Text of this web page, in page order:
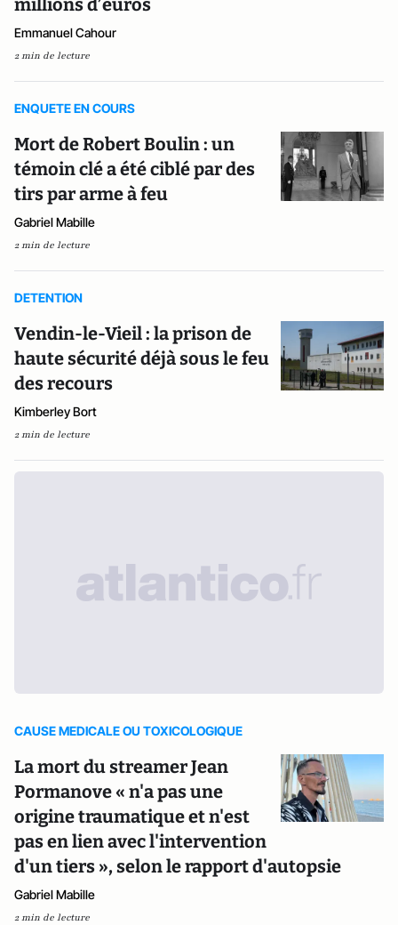
millions d’euros
Emmanuel Cahour
2 min de lecture
ENQUETE EN COURS
Mort de Robert Boulin : un
témoin clé a été ciblé par des
tirs par arme à feu
Gabriel Mabille
2 min de lecture
DETENTION
Vendin-le-Vieil : la prison de
haute sécurité déjà sous le feu
des recours
Kimberley Bort
2 min de lecture
CAUSE MEDICALE OU TOXICOLOGIQUE
La mort du streamer Jean
Pormanove « n'a pas une
origine traumatique et n'est
pas en lien avec l'intervention
d'un tiers », selon le rapport d'autopsie
Gabriel Mabille
2 min de lecture